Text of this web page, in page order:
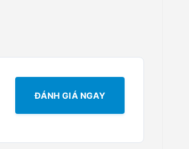
ĐÁNH GIÁ NGAY